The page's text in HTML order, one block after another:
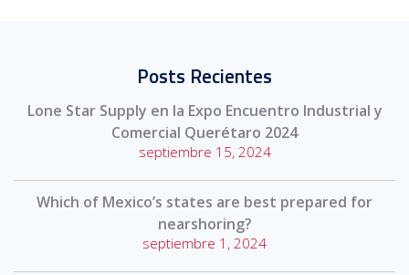
Posts Recientes
Lone Star Supply en la Expo Encuentro Industrial y
Comercial Querétaro 2024
septiembre 15, 2024
Which of Mexico’s states are best prepared for
nearshoring?
septiembre 1, 2024